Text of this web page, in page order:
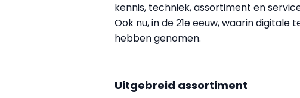
kennis, techniek, assortiment en
Ook nu, in de 21e eeuw, waarin
hebben genomen.
Uitgebreid assortiment